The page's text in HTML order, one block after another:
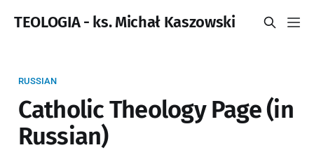
TEOLOGIA - ks. Michał Kaszowski
RUSSIAN
Catholic Theology Page (in
Russian)